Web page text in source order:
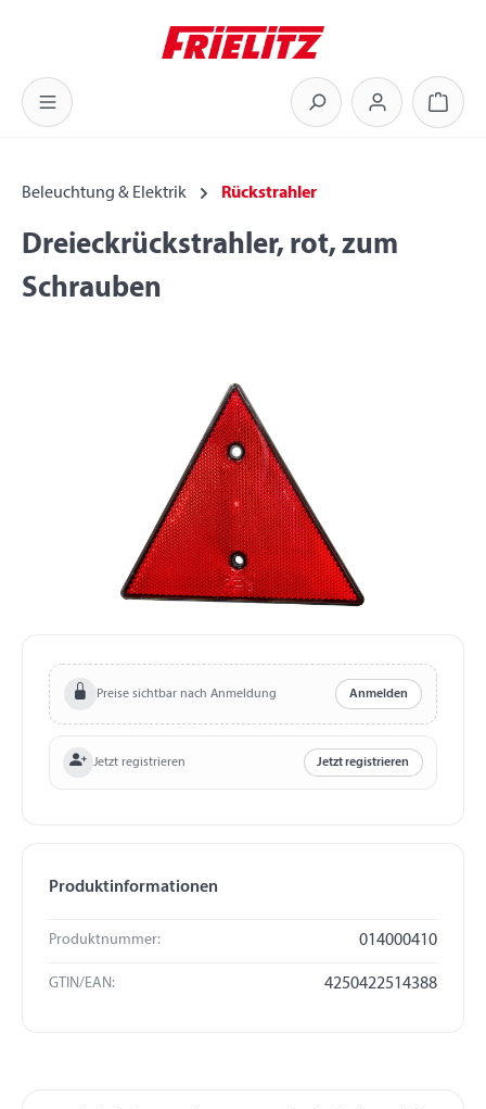
Zum Hauptinhalt springen
Beleuchtung & Elektrik Rückstrahler
Dreieckrückstrahler, rot, zum
Schrauben
Preise sichtbar nach Anmeldung Anmelden
Jetzt registrieren Jetzt registrieren
Produktinformationen
Produktnummer: 014000410
GTIN/EAN: 4250422514388